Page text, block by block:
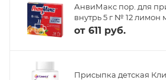
АнвиМакс пор. для
внутрь 5 г № 12 лимон
от 611 руб.
Присыпка детская